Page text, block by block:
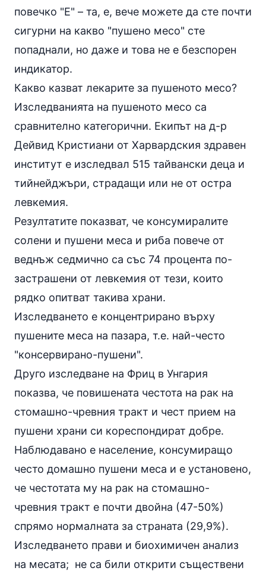
повечко "Е" – та, е, вече можете да сте почти
сигурни на какво "пушено месо" сте
попаднали, но даже и това не е безспорен
индикатор.
Какво казват лекарите за пушеното месо?
Изследванията на пушеното месо са
сравнително категорични. Екипът на д-р
Дейвид Кристиани от Харвардския здравен
институт е изследвал 515 тайвански деца и
тийнейджъри, страдащи или не от остра
левкемия.
Резултатите показват, че консумиралите
солени и пушени меса и риба повече от
веднъж седмично са със 74 процента по-
застрашени от левкемия от тези, които
рядко опитват такива храни.
Изследването е концентрирано върху
пушените меса на пазара, т.е. най-често
"консервирано-пушени".
Друго изследване на Фриц в Унгария
показва, че повишената честота на рак на
стомашно-чревния тракт и чест прием на
пушени храни си кореспондират добре.
Наблюдавано е население, консумиращо
често домашно пушени меса и е установено,
че честотата му на рак на стомашно-
чревния тракт е почти двойна (47-50%)
спрямо нормалната за страната (29,9%).
Изследването прави и биохимичен анализ
на месата; не са били открити съществени